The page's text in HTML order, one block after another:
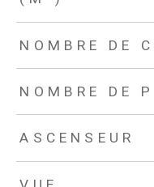
NOMBRE DE
NOMBRE DE
ASCENSEUR